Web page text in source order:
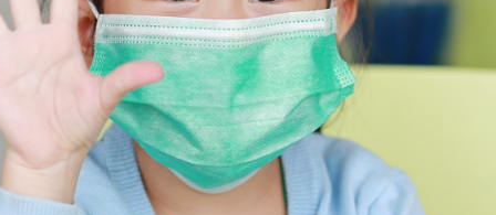
nos